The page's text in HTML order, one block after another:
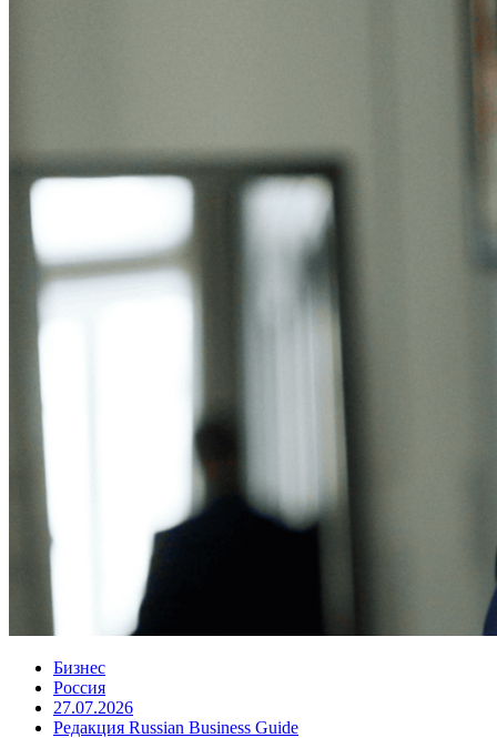
Бизнес
Россия
27.07.2026
Редакция Russian Business Guide